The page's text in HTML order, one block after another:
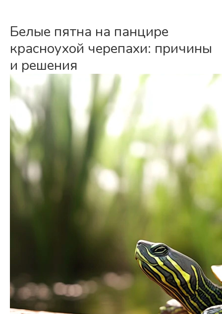
Белые пятна на панцире
красноухой черепахи: причины
и решения